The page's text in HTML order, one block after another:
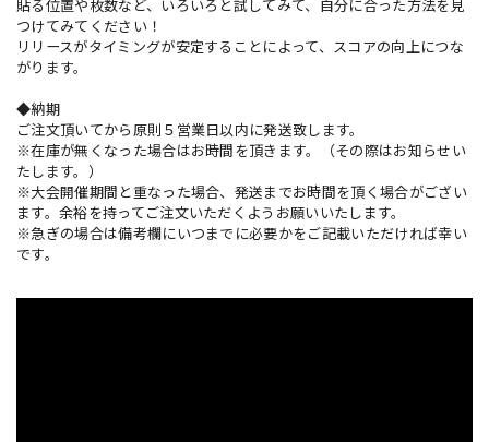
貼る位置や枚数など、いろいろと試してみて、自分に合った方法を見
つけてみてください！
リリースがタイミングが安定することによって、スコアの向上につな
がります。
◆納期
ご注文頂いてから原則５営業日以内に発送致します。
※在庫が無くなった場合はお時間を頂きます。（その際はお知らせい
たします。）
※大会開催期間と重なった場合、発送までお時間を頂く場合がござい
ます。余裕を持ってご注文いただくようお願いいたします。
※急ぎの場合は備考欄にいつまでに必要かをご記載いただければ幸い
です。